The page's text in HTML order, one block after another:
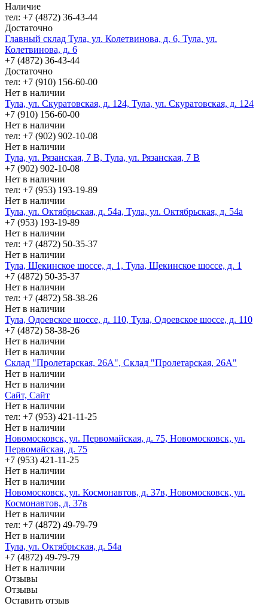
Наличие
тел: +7 (4872) 36-43-44
Достаточно
Главный склад Тула, ул. Колетвинова, д. 6, Тула, ул.
Колетвинова, д. 6
+7 (4872) 36-43-44
Достаточно
тел: +7 (910) 156-60-00
Нет в наличии
Тула, ул. Скуратовская, д. 124, Тула, ул. Скуратовская, д. 124
+7 (910) 156-60-00
Нет в наличии
тел: +7 (902) 902-10-08
Нет в наличии
Тула, ул. Рязанская, 7 В, Тула, ул. Рязанская, 7 В
+7 (902) 902-10-08
Нет в наличии
тел: +7 (953) 193-19-89
Нет в наличии
Тула, ул. Октябрьская, д. 54а, Тула, ул. Октябрьская, д. 54а
+7 (953) 193-19-89
Нет в наличии
тел: +7 (4872) 50-35-37
Нет в наличии
Тула, Щекинское шоссе, д. 1, Тула, Щекинское шоссе, д. 1
+7 (4872) 50-35-37
Нет в наличии
тел: +7 (4872) 58-38-26
Нет в наличии
Тула, Одоевское шоссе, д. 110, Тула, Одоевское шоссе, д. 110
+7 (4872) 58-38-26
Нет в наличии
Нет в наличии
Склад "Пролетарская, 26А", Склад "Пролетарская, 26А"
Нет в наличии
Нет в наличии
Сайт, Сайт
Нет в наличии
тел: +7 (953) 421-11-25
Нет в наличии
Новомосковск, ул. Первомайская, д. 75, Новомосковск, ул.
Первомайская, д. 75
+7 (953) 421-11-25
Нет в наличии
Нет в наличии
Новомосковск, ул. Космонавтов, д. 37в, Новомосковск, ул.
Космонавтов, д. 37в
Нет в наличии
тел: +7 (4872) 49-79-79
Нет в наличии
Тула, ул. Октябрьская, д. 54а
+7 (4872) 49-79-79
Нет в наличии
Отзывы
Отзывы
Оставить отзыв